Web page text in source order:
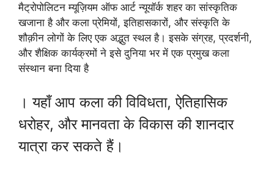
मैट्रोपोलिटन म्यूज़ियम ऑफ आर्ट न्यूयॉर्क शहर का सांस्कृतिक
खजाना है और कला प्रेमियों, इतिहासकारों, और संस्कृति के
शौक़ीन लोगों के लिए एक अद्भुत स्थल है। इसके संग्रह, प्रदर्शनी,
और शैक्षिक कार्यक्रमों ने इसे दुनिया भर में एक प्रमुख कला
संस्थान बना दिया है
। यहाँ आप कला की विविधता, ऐतिहासिक
धरोहर, और मानवता के विकास की शानदार
यात्रा कर सकते हैं।